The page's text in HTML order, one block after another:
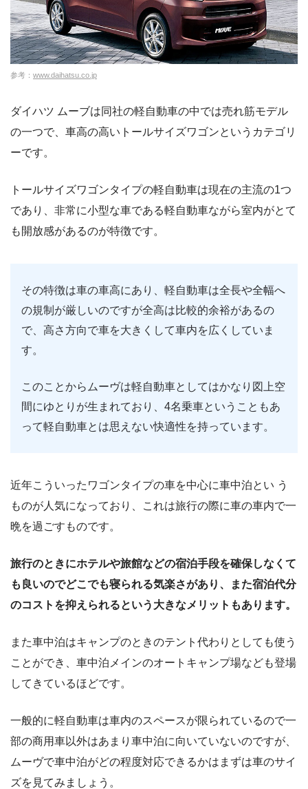
参考： www.daihatsu.co.jp
ダイハツ ムーブは同社の軽自動車の中では売れ筋モデル
の一つで、車高の高いトールサイズワゴンというカテゴリ
ーです。
トールサイズワゴンタイプの軽自動車は現在の主流の1つ
であり、非常に小型な車である軽自動車ながら室内がとて
も開放感があるのが特徴です。
その特徴は車の車高にあり、軽自動車は全長や全幅へ
の規制が厳しいのですが全高は比較的余裕があるの
で、高さ方向で車を大きくして車内を広くしていま
す。
このことからムーヴは軽自動車としてはかなり図上空
間にゆとりが生まれており、4名乗車ということもあ
って軽自動車とは思えない快適性を持っています。
近年こういったワゴンタイプの車を中心に車中泊とい う
ものが人気になっており、これは旅行の際に車の車内で一
晩を過ごすものです。
旅行のときにホテルや旅館などの宿泊手段を確保しなくて
も良いのでどこでも寝られる気楽さがあり、また宿泊代分
のコストを抑えられるという大きなメリットもあります。
また車中泊はキャンプのときのテント代わりとしても使う
ことができ、車中泊メインのオートキャンプ場なども登場
してきているほどです。
一般的に軽自動車は車内のスペースが限られているので一
部の商用車以外はあまり車中泊に向いていないのですが、
ムーヴで車中泊がどの程度対応できるかはまずは車のサイ
ズを見てみましょう。